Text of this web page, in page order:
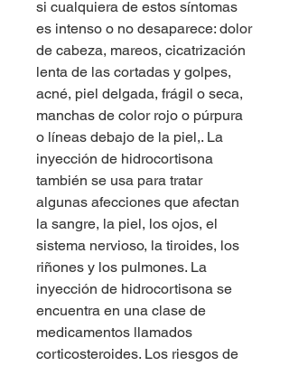
si cualquiera de estos síntomas
es intenso o no desaparece: dolor
de cabeza, mareos, cicatrización
lenta de las cortadas y golpes,
acné, piel delgada, frágil o seca,
manchas de color rojo o púrpura
o líneas debajo de la piel,. La
inyección de hidrocortisona
también se usa para tratar
algunas afecciones que afectan
la sangre, la piel, los ojos, el
sistema nervioso, la tiroides, los
riñones y los pulmones. La
inyección de hidrocortisona se
encuentra en una clase de
medicamentos llamados
corticosteroides. Los riesgos de